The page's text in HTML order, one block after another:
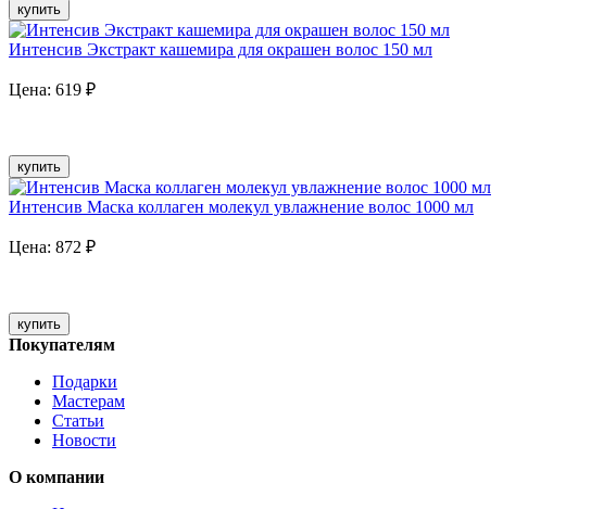
купить
Интенсив Экстракт кашемира для окрашен волос 150 мл
Цена: 619 ₽
купить
Интенсив Маска коллаген молекул увлажнение волос 1000 мл
Цена: 872 ₽
купить
Покупателям
Подарки
Мастерам
Статьи
Новости
О компании